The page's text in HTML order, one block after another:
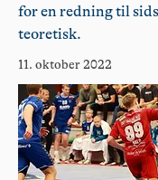
for en redning til
teoretisk.
11. oktober 2022